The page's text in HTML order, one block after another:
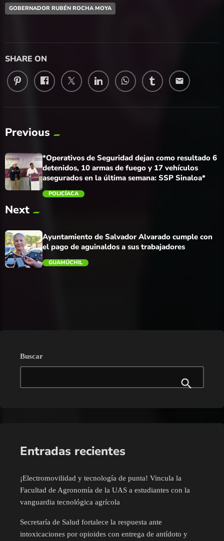
GOBERNADOR RUBÉN ROCHA MOYA
SHARE ON
email
Previous
*Operativos de Seguridad dejan como resultado 6
detenidos, 10 armas de fuego y 17 vehículos
asegurados en la última semana: SSP Sinaloa*
POLICÍACA
Next
Ayuntamiento de Salvador Alvarado cumple con
el pago de aguinaldos a sus trabajadores
GUAMÚCHIL
Buscar
Entradas recientes
¡Electromovilidad y tecnología de punta! Vincula la
Facultad de Agronomía de la UAS a estudiantes con la
vanguardia tecnológica agrícola
Secretaría de Salud fortalece la respuesta ante
intoxicaciones por opioides con entrega de antídoto y